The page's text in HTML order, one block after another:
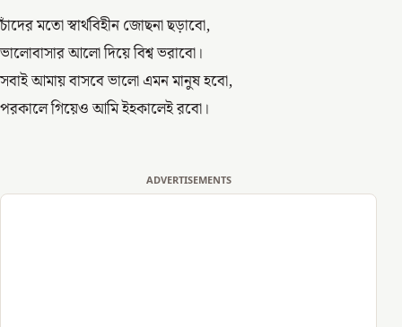
চাঁদের মতো স্বার্থবিহীন জোছনা ছড়াবো,
ভালোবাসার আলো দিয়ে বিশ্ব ভরাবো।
সবাই আমায় বাসবে ভালো এমন মানুষ হবো,
পরকালে গিয়েও আমি ইহকালেই রবো।
ADVERTISEMENTS